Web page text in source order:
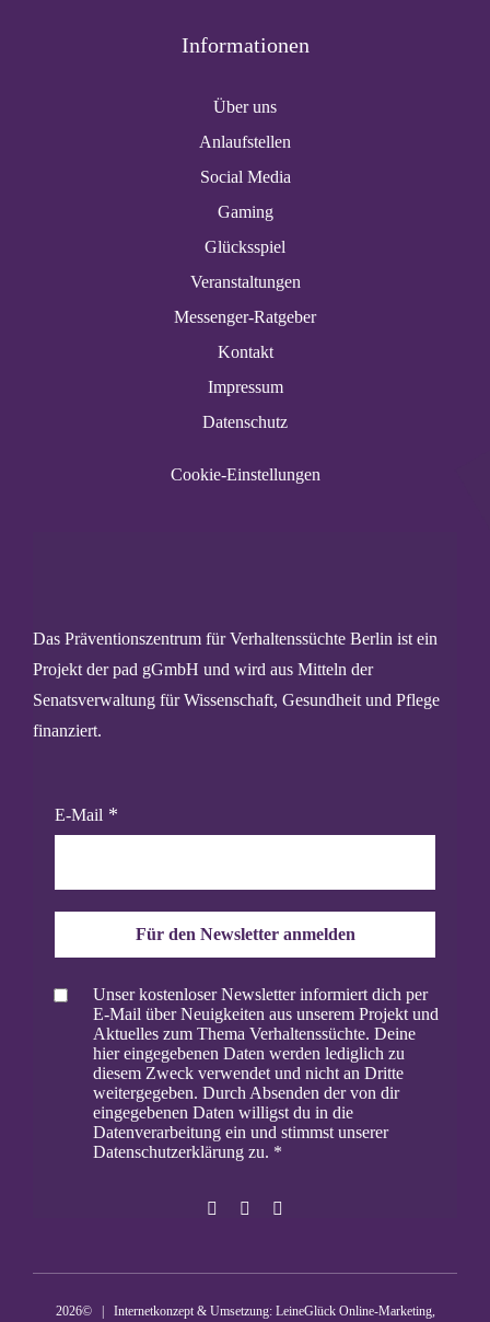
Informationen
Über uns
Anlaufstellen
Social Media
Gaming
Glücksspiel
Veranstaltungen
Messenger-Ratgeber
Kontakt
Impressum
Datenschutz
Cookie-Einstellungen
Das Präventionszentrum für Verhaltenssüchte Berlin ist ein
Projekt der pad gGmbH und wird aus Mitteln der
Senatsverwaltung für Wissenschaft, Gesundheit und Pflege
finanziert.
E-Mail
Für den Newsletter anmelden
Unser kostenloser Newsletter informiert dich per
E-Mail über Neuigkeiten aus unserem Projekt und
Aktuelles zum Thema Verhaltenssüchte. Deine
hier eingegebenen Daten werden lediglich zu
diesem Zweck verwendet und nicht an Dritte
weitergegeben. Durch Absenden der von dir
eingegebenen Daten willigst du in die
Datenverarbeitung ein und stimmst unserer
Datenschutzerklärung zu.
2026© | Internetkonzept & Umsetzung: LeineGlück Online-Marketing,